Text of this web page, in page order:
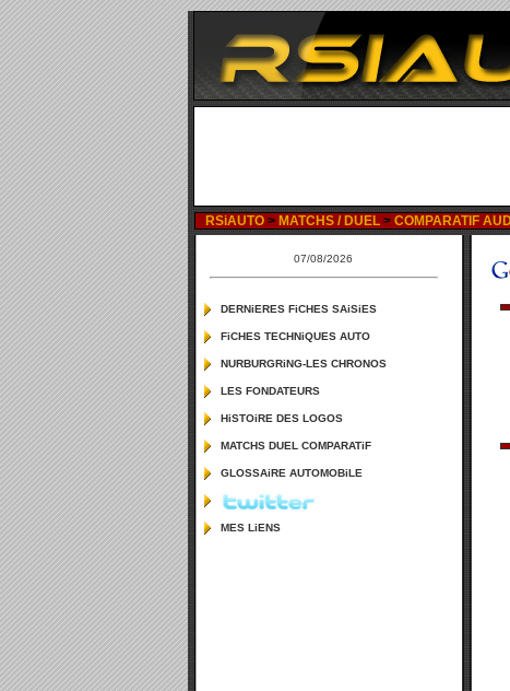
RSiAUTO > MATCHS / DUEL > COMPARATIF
07/08/2026
DERNiERES FiCHES SAiSiES
FiCHES TECHNiQUES AUTO
NURBURGRiNG-LES CHRONOS
LES FONDATEURS
HiSTOiRE DES LOGOS
MATCHS DUEL COMPARATiF
GLOSSAiRE AUTOMOBiLE
MES LiENS